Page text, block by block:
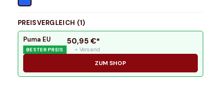
PREISVERGLEICH (1)
Puma EU
BESTER PREIS
50,95 €*
+ Versand
ZUM SHOP